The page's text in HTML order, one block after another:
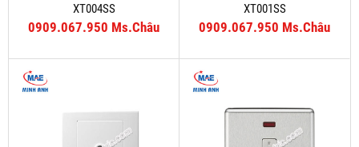
XT004SS
0909.067.950 Ms.Châu
XT001SS
0909.067.950 Ms.Châu